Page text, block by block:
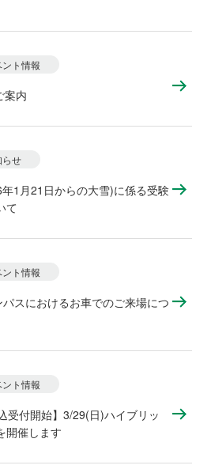
ント情報
案内
らせ
1月21日からの大雪)に係る受験
て
ント情報
スにおけるお車でのご来場につ
ント情報
受付開始】3/29(日)ハイブリッ
開催します